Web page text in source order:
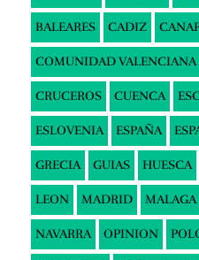
BALEARES CADIZ
COMUNIDAD VALENCIANA
CRUCEROS CUENCA
ESLOVENIA ESPAÑA
GRECIA GUIAS HUESCA
LEON MADRID MALAGA
NAVARRA OPINION